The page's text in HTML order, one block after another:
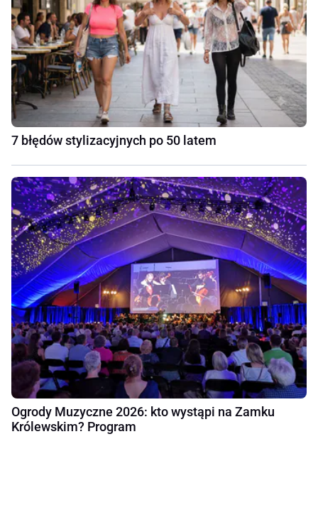
7 błędów stylizacyjnych po 50 latem
Ogrody Muzyczne 2026: kto wystąpi na Zamku
Królewskim? Program